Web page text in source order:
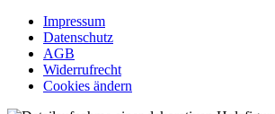
Impressum
Datenschutz
AGB
Widerrufrecht
Cookies ändern